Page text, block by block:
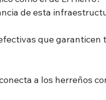
de esta
que garanticen
a los herreños